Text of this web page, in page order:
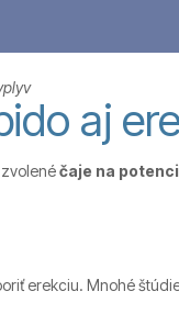
aj
zvolenéčaje na
erekciu. Mnohé